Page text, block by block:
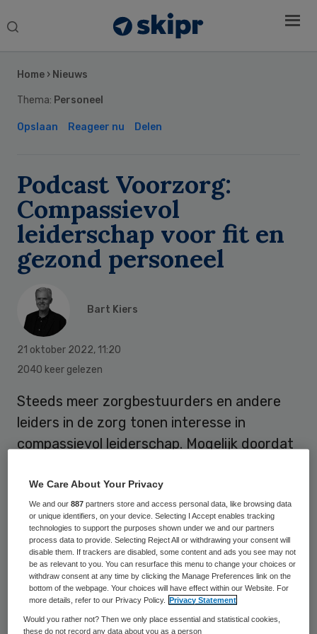
Search
Home › Nieuws
Thema: Personeel
Opslaan Reageer nu Delen
Podcast Voorzorg:
Compassievol
leiderschap voor fit en
gezond personeel
Bart Kiers
21 oktober 2022, 11:20
2040 keer gelezen
Steeds meer zorgbestuurders en andere
leiders in de zorg tonen interesse in
compassievol leiderschap. Mogelijk doordat
uitdaging in de zorg: hoe hou je
zorgpersoneel fit en gezond. In de podcast
Voorzorg spreken zorgbestuurders Carina
Hilders, Maurice van den Bosch en
deskundige Barbara Doeleman-Van
Veldhoven over compassievol leiderschap.
Sidebar
We Care About Your Privacy
We and our887 partners store and access personal data, like browsing data
or unique identifiers, on your device. Selecting I Accept enables tracking
technologies to support the purposes shown under we and our partners
process data to provide. Selecting Reject All or withdrawing your consent will
disable them. If trackers are disabled, some content and ads you see may not
be as relevant to you. You can resurface this menu to change your choices or
withdraw consent at any time by clicking the Manage Preferences link on the
bottom of the webpage. Your choices will have effect within our Website. For
more details, refer to our Privacy Policy.
Privacy Statement
Would you rather not? Then we only place essential and statistical cookies,
these do not record any data about you as a person